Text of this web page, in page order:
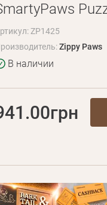
ZP1425
Zippy Paws
В наличии